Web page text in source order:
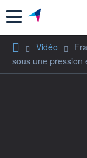
Menu
Vidéo
sous une pression